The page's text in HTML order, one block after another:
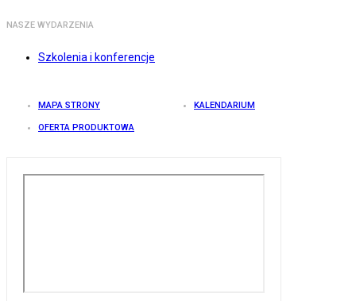
NASZE WYDARZENIA
Szkolenia i konferencje
MAPA STRONY KALENDARIUM
OFERTA PRODUKTOWA